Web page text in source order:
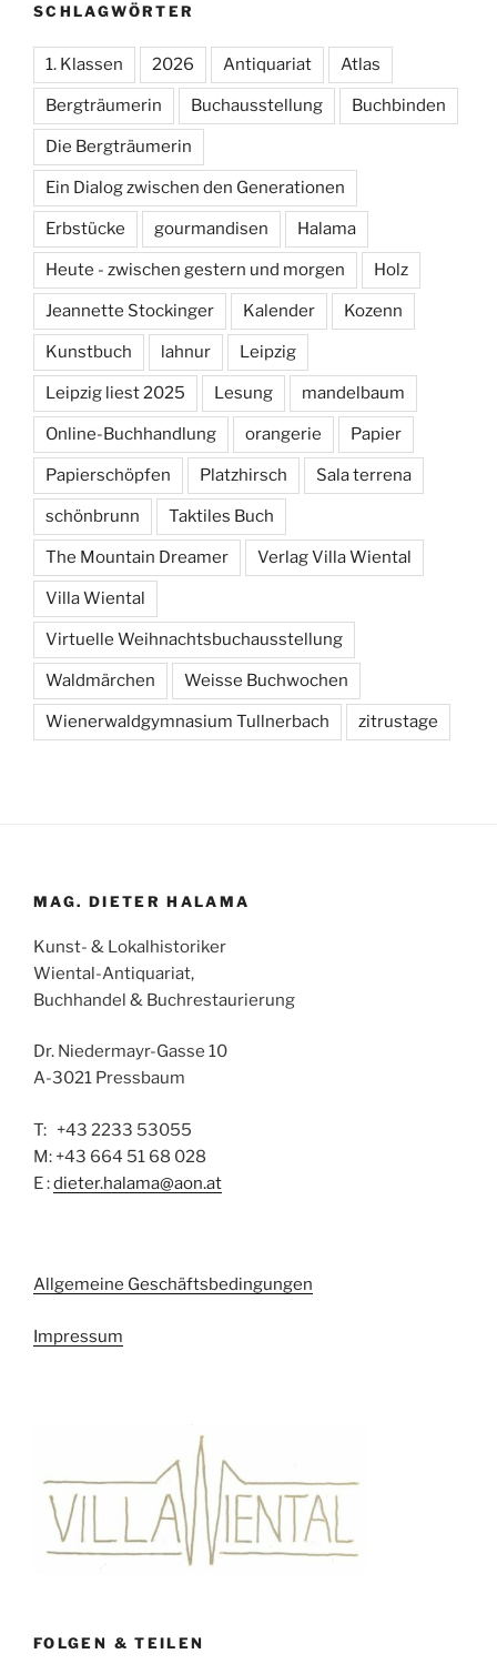
SCHLAGWÖRTER
1. Klassen 2026 Antiquariat Atlas
Bergträumerin Buchausstellung Buchbinden
Die Bergträumerin
Ein Dialog zwischen den Generationen
Erbstücke gourmandisen Halama
Heute - zwischen gestern und morgen Holz
Jeannette Stockinger Kalender Kozenn
Kunstbuch lahnur Leipzig
Leipzig liest 2025 Lesung mandelbaum
Online-Buchhandlung orangerie Papier
Papierschöpfen Platzhirsch Sala terrena
schönbrunn Taktiles Buch
The Mountain Dreamer Verlag Villa Wiental
Villa Wiental
Virtuelle Weihnachtsbuchausstellung
Waldmärchen Weisse Buchwochen
Wienerwaldgymnasium Tullnerbach zitrustage
MAG. DIETER HALAMA
Kunst- & Lokalhistoriker
Wiental-Antiquariat,
Buchhandel & Buchrestaurierung
Dr. Niedermayr-Gasse 10
A-3021 Pressbaum
T: +43 2233 53055
M: +43 664 51 68 028
E :dieter.halama@aon.at
Allgemeine Geschäftsbedingungen
Impressum
FOLGEN & TEILEN